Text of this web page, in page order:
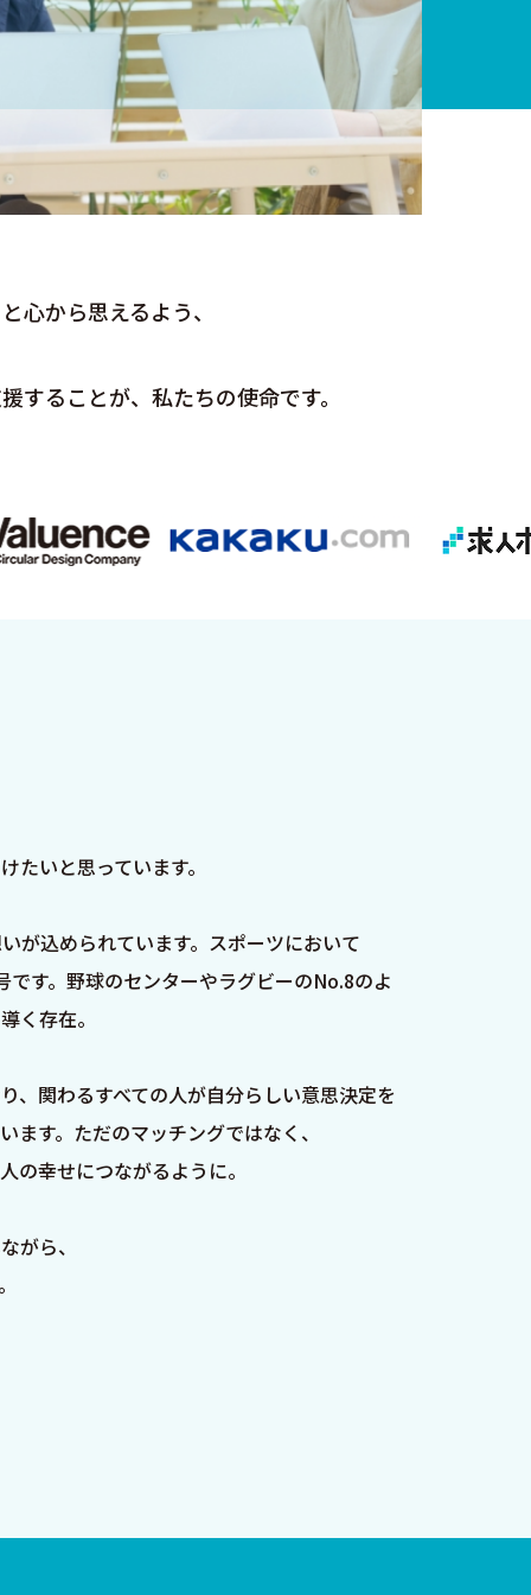
⼼から思えるよう、
することが、私たちの使命です。
たいと思っています。
が込められています。スポーツにおいて
です。野球のセンターやラグビーのNo.8のよ
く存在。
、関わるすべての⼈が⾃分らしい意思決定を
ます。ただのマッチングではなく、
の幸せにつながるように。
がら、